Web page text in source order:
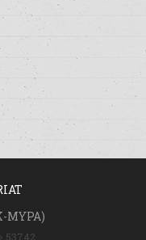
MYPA)
53742